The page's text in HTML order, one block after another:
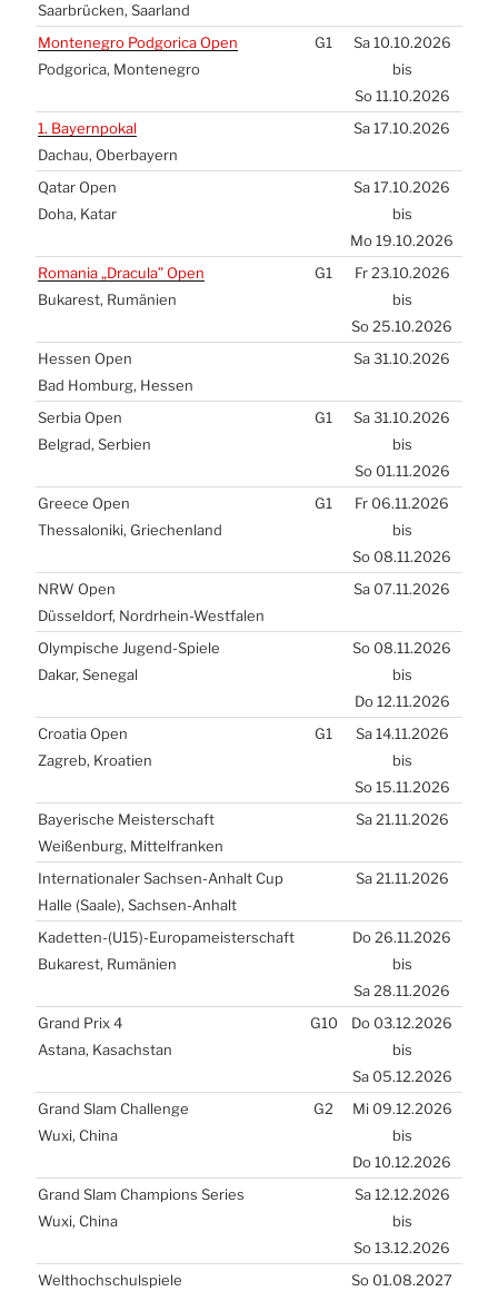
Saar­brü­cken, Saar­land
Mon­te­ne­gro Pod­go­ri­ca Open
Pod­go­ri­ca, Mon­te­ne­gro
G1
Sa 10.10.2026
bis
So 11.10.2026
1. Bay­ern­po­kal
Dach­au, Ober­bay­ern
Sa 17.10.2026
Qatar Open
Doha, Katar
Sa 17.10.2026
bis
Mo 19.10.2026
Roma­nia „Dra­cu­la” Open
Buka­rest, Rumä­ni­en
G1
Fr 23.10.2026
bis
So 25.10.2026
Hes­sen Open
Bad Hom­burg, Hes­sen
Sa 31.10.2026
Ser­bia Open
Bel­grad, Ser­bi­en
G1
Sa 31.10.2026
bis
So 01.11.2026
Greece Open
Thes­sa­lo­ni­ki, Grie­chen­land
G1
Fr 06.11.2026
bis
So 08.11.2026
NRW Open
Düs­sel­dorf, Nord­rhein-West­fa­len
Sa 07.11.2026
Olym­pi­sche Jugend-Spie­le
Dakar, Sene­gal
So 08.11.2026
bis
Do 12.11.2026
Croa­tia Open
Zagreb, Kroa­ti­en
G1
Sa 14.11.2026
bis
So 15.11.2026
Baye­ri­sche Meis­ter­schaft
Wei­ßen­burg, Mit­tel­fran­ken
Sa 21.11.2026
Inter­na­tio­na­ler Sach­sen-Anhalt Cup
Hal­le (Saa­le), Sach­sen-Anhalt
Sa 21.11.2026
Kadetten-(U15)-Europameisterschaft
Buka­rest, Rumä­ni­en
Do 26.11.2026
bis
Sa 28.11.2026
Grand Prix 4
Asta­na, Kasach­stan
G10
Do 03.12.2026
bis
Sa 05.12.2026
Grand Slam Chal­len­ge
Wuxi, Chi­na
G2
Mi 09.12.2026
bis
Do 10.12.2026
Grand Slam Cham­pions Seri­es
Wuxi, Chi­na
Sa 12.12.2026
bis
So 13.12.2026
Welt­hoch­schul­spie­le
So 01.08.2027